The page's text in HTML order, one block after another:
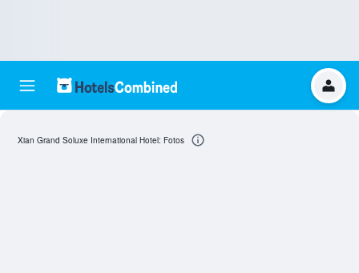
Xian Grand Soluxe International Hotel: Fotos